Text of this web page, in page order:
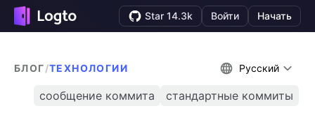
Star 14.3k Войти Начать
БЛОГ/ТЕХНОЛОГИИ Русский
сообщение коммита стандартные коммиты